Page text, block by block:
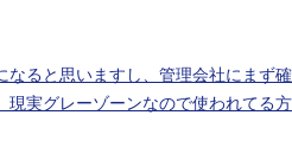
なると思いますし、管理会社にまず確
現実グレーゾーンなので使われてる方